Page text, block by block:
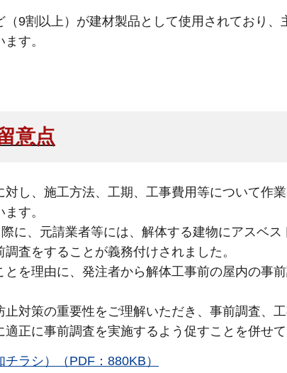
9割以上）が建材製品として使用されており、
す。
意点
し、施工方法、工期、工事費用等について作
す。
に、元請業者等には、解体する建物にアスベ
査をすることが義務付けされました。
を理由に、発注者から解体工事前の屋内の事
対策の重要性をご理解いただき、事前調査、
正に事前調査を実施するよう促すことを併せて
ラシ）（PDF：880KB）